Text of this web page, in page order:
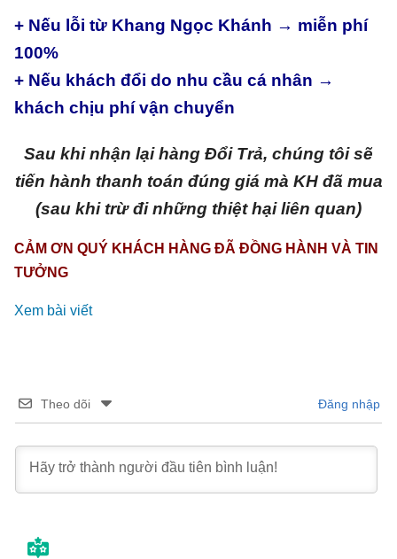
+ Nếu lỗi từ Khang Ngọc Khánh → miễn phí
100%
+ Nếu khách đổi do nhu cầu cá nhân →
khách chịu phí vận chuyển
Sau khi nhận lại hàng Đổi Trả, chúng tôi sẽ
tiến hành thanh toán đúng giá mà KH đã mua
(sau khi trừ đi những thiệt hại liên quan)
CẢM ƠN QUÝ KHÁCH HÀNG ĐÃ ĐỒNG HÀNH VÀ TIN
TƯỞNG
Xem bài viết
Theo dõi Đăng nhập